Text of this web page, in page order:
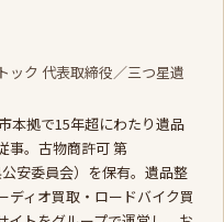
ック 代表取締役／三つ星遺
本拠で15年超にわたり遺品
事。古物商許可 第
安委員会）を保有。遺品整
ディオ買取 ・ ロードバイク買